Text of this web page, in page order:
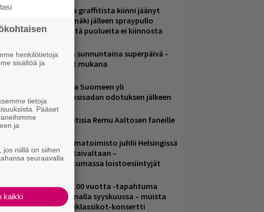
Laittomasta graffitista kiinni jäänyt
Paavo Arhinmäki jälleen spraypullo
kädessä – näitä puolueita ei kiinnosta
Tampereella sunnuntaina superpäivä –
nämä artistit mukana
Weezer palaa Suomeen yli
neljännesvuosisadan odotuksen jälkeen
Mainioita uutisia Remu Aaltosen faneille
Mainio ohjelmatoimisto juhlii Helsingissä
10-vuotista taivaltaan –
ilmaistapahtumassa loistoesiintyjät
Valtava Yle 100 vuotta -tapahtuma
Veikkaus Arenalla syyskuussa – muista
myös metalliklassikot-konsertti
henkilötietoja
sisältöä ja
tietoja
Pääset
ja
jos niillä on siihen
seuraavalla
kaikki